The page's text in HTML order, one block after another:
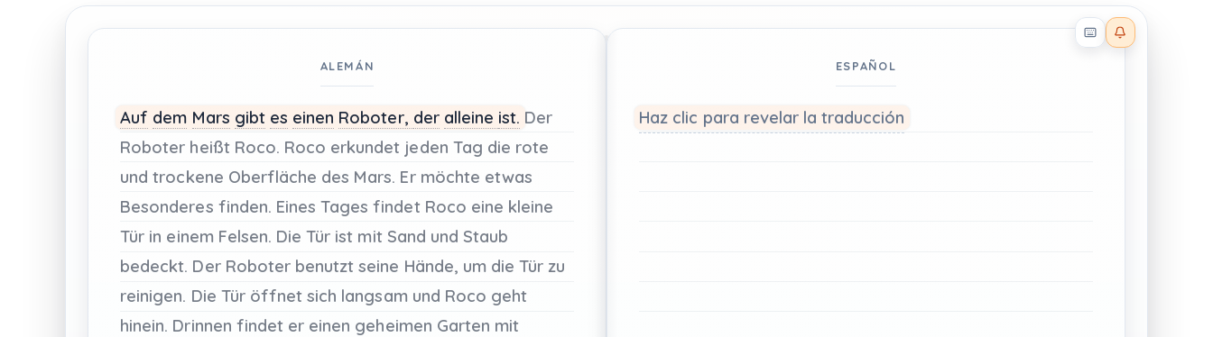
Reader effects on
ALEMÁN
Auf dem Mars gibt es einen Roboter, der alleine ist. Der
Roboter heißt Roco. Roco erkundet jeden Tag die rote
und trockene Oberfläche des Mars. Er möchte etwas
Besonderes finden. Eines Tages findet Roco eine kleine
Tür in einem Felsen. Die Tür ist mit Sand und Staub
bedeckt. Der Roboter benutzt seine Hände, um die Tür zu
reinigen. Die Tür öffnet sich langsam und Roco geht
hinein. Drinnen findet er einen geheimen Garten mit
ESPAÑOL
Haz clic para revelar la traducción